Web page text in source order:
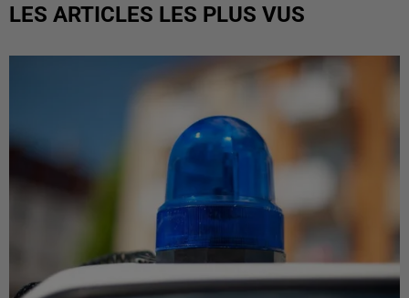
LES ARTICLES LES PLUS VUS